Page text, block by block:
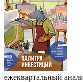
ЖурналCbonds Review